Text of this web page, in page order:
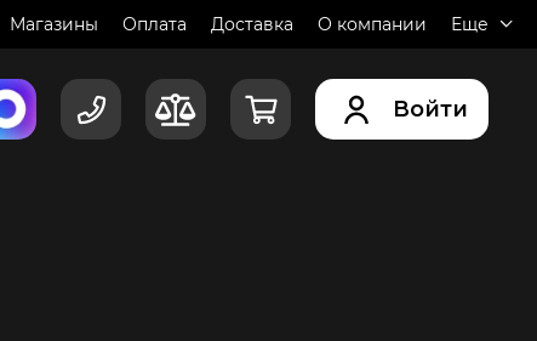
Магазины Оплата Доставка О компании Еще
Войти